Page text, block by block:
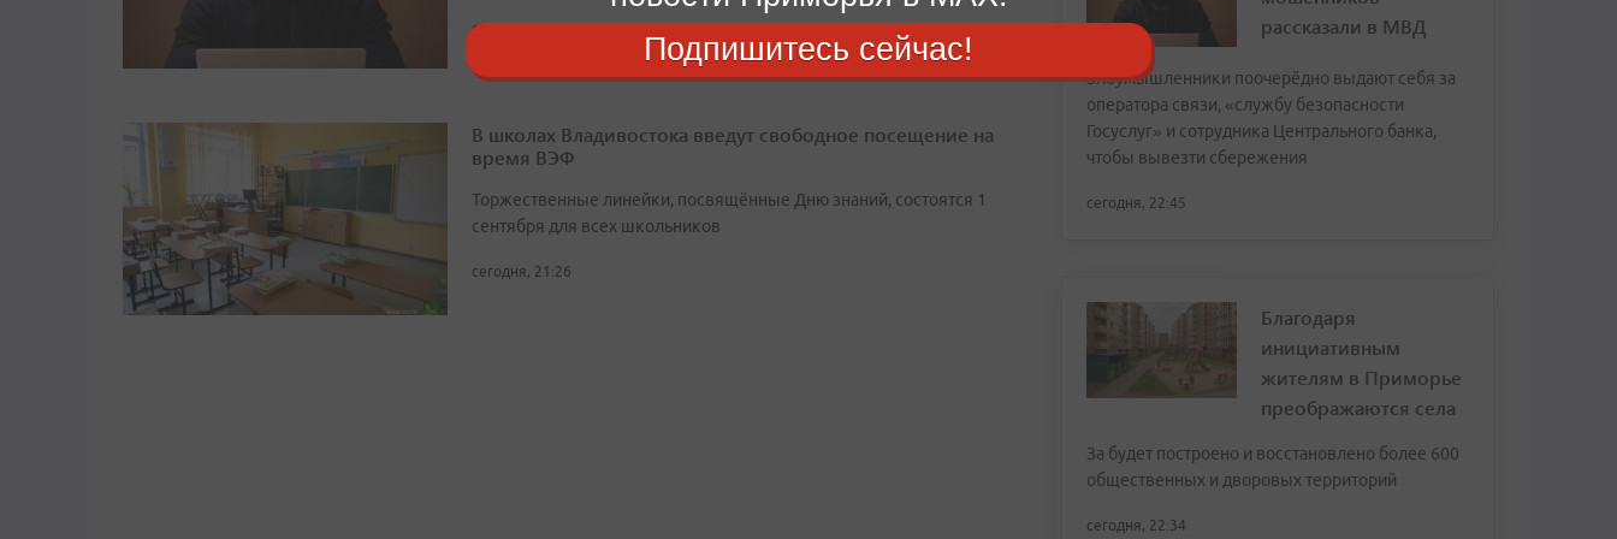
сегодня, 22:45
В школах Владивостока введут свободное посещение на
время ВЭФ
Торжественные линейки, посвящённые Дню знаний, состоятся 1
сентября для всех школьников
сегодня, 21:26
рассказали в МВД
Злоумышленники поочерёдно выдают себя за
оператора связи, «службу безопасности
Госуслуг» и сотрудника Центрального банка,
чтобы вывезти сбережения
сегодня, 22:45
Благодаря
инициативным
жителям в Приморье
преображаются села
За будет построено и восстановлено более 600
общественных и дворовых территорий
сегодня, 22:34
Подпишитесь сейчас!